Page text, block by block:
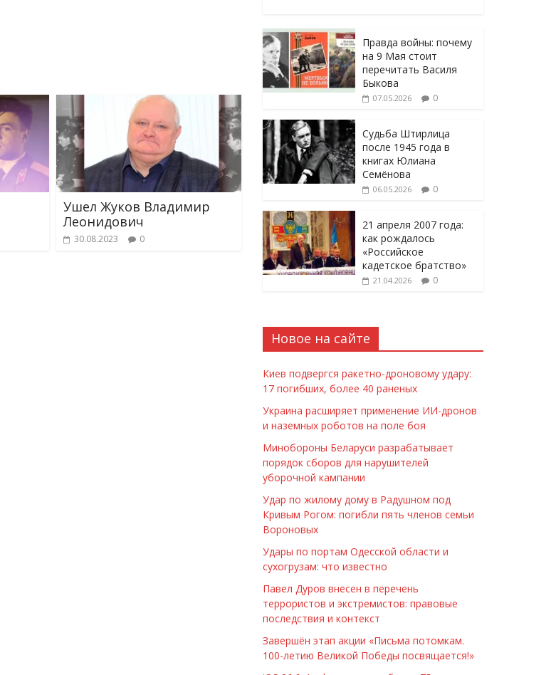
Ушел Жуков Владимир
Леонидович
30.08.2023 0
Правда войны: почему
на 9 Мая стоит
перечитать Василя
Быкова
07.05.2026 0
Судьба Штирлица
после 1945 года в
книгах Юлиана
Семёнова
06.05.2026 0
21 апреля 2007 года:
как рождалось
«Российское
кадетское братство»
21.04.2026 0
Новое на сайте
Киев подвергся ракетно-дроновому удару:
17 погибших, более 40 раненых
Украина расширяет применение ИИ-дронов
и наземных роботов на поле боя
Минобороны Беларуси разрабатывает
порядок сборов для нарушителей
уборочной кампании
Удар по жилому дому в Радушном под
Кривым Рогом: погибли пять членов семьи
Вороновых
Удары по портам Одесской области и
сухогрузам: что известно
Павел Дуров внесен в перечень
террористов и экстремистов: правовые
последствия и контекст
Завершён этап акции «Письма потомкам.
100-летию Великой Победы посвящается!»